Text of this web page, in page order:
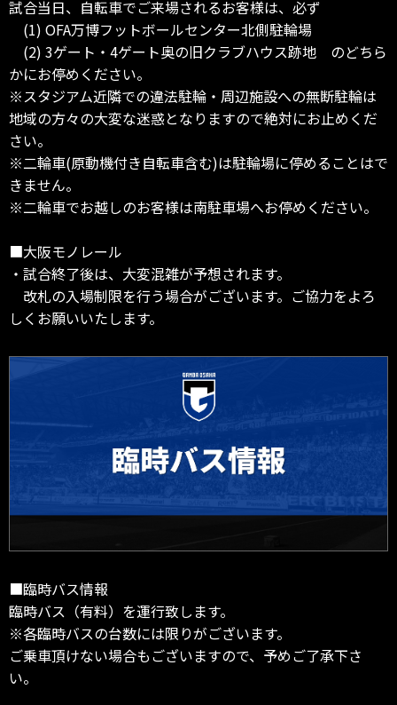
試合当日、自転車でご来場されるお客様は、必ず
(1) OFA万博フットボールセンター北側駐輪場
(2) 3ゲート・4ゲート奥の旧クラブハウス跡地 のどちら
かにお停めください。
※スタジアム近隣での違法駐輪・周辺施設への無断駐輪は
地域の方々の大変な迷惑となりますので絶対にお止めくだ
さい。
※二輪車(原動機付き自転車含む)は駐輪場に停めることはで
きません。
※二輪車でお越しのお客様は南駐車場へお停めください。
■大阪モノレール
・試合終了後は、大変混雑が予想されます。
改札の入場制限を行う場合がございます。ご協力をよろ
しくお願いいたします。
■臨時バス情報
臨時バス（有料）を運行致します。
※各臨時バスの台数には限りがございます。
ご乗車頂けない場合もございますので、予めご了承下さ
い。